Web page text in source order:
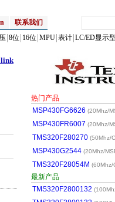
联系我们
8位 16位 MPU 表计 LC/ED显示型
热门产品
MSP430FG6626 (20Mhz/
MSP430FR6007 (20Mhz/
TMS320F280270 (50Mhz/
MSP430G2544 (20Mhz/
TMS320F28054M (60Mhz/
最新产品
TMS320F2800132